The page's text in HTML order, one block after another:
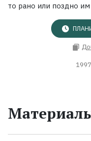
то рано или поздно